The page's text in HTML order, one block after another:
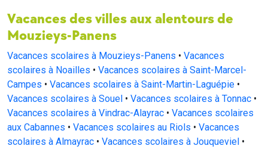
Vacances des villes aux alentours de
Mouzieys-Panens
Vacances scolaires à Mouzieys-Panens • Vacances
scolaires à Noailles • Vacances scolaires à Saint-Marcel-
Campes • Vacances scolaires à Saint-Martin-Laguépie •
Vacances scolaires à Souel • Vacances scolaires à Tonnac •
Vacances scolaires à Vindrac-Alayrac • Vacances scolaires
aux Cabannes • Vacances scolaires au Riols • Vacances
scolaires à Almayrac • Vacances scolaires à Jouqueviel •